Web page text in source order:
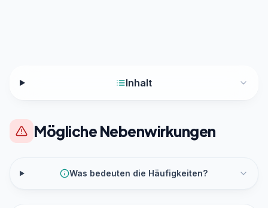
Inhalt
Mögliche Nebenwirkungen
Was bedeuten die Häufigkeiten?